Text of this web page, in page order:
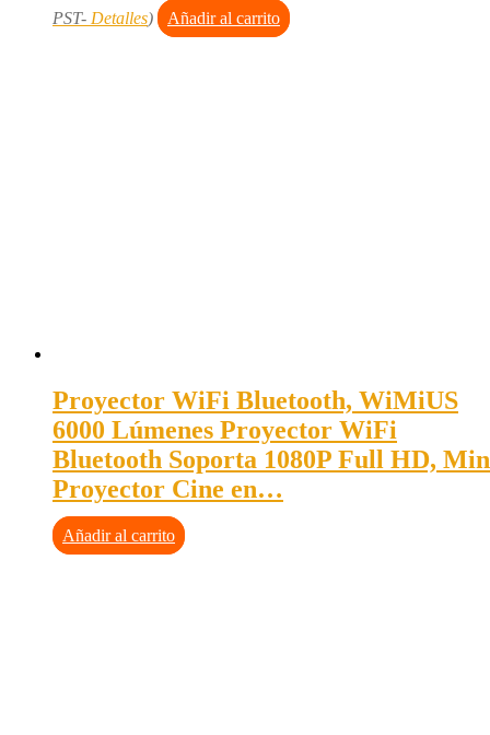
PST- Detalles) Añadir al carrito
Proyector WiFi Bluetooth, WiMiUS
6000 Lúmenes Proyector WiFi
Bluetooth Soporta 1080P Full HD,
Proyector Cine en…
Añadir al carrito